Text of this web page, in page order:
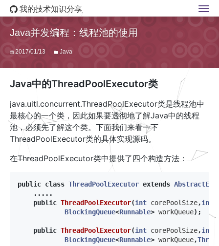
我的技术知识分享
Java并发编程：线程池的使用
2017/01/13 Java
Java中的ThreadPoolExecutor类
java.uitl.concurrent.ThreadPoolExecutor类是线程池中
最核心的一个类，因此如果要透彻地了解Java中的线程
池，必须先了解这个类。下面我们来看一下
ThreadPoolExecutor类的具体实现源码。
在ThreadPoolExecutor类中提供了四个构造方法：
public class ThreadPoolExecutor extends
.....
public ThreadPoolExecutor(int corePoolSize,int
BlockingQueue<Runnable> workQueue);
public ThreadPoolExecutor(int corePoolSize,int
BlockingQueue<Runnable> workQueue,